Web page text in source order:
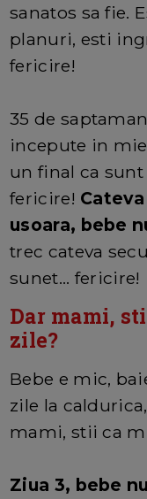
sanatos sa fie.
planuri, esti
fericire!
35 de
incepute in
un final ca sunt
fericire!
usoara, bebe
trec cateva
sunet... fericire!
Dar mami,
zile?
Bebe e mic,
zile la
mami, stii ca
Ziua 3, bebe